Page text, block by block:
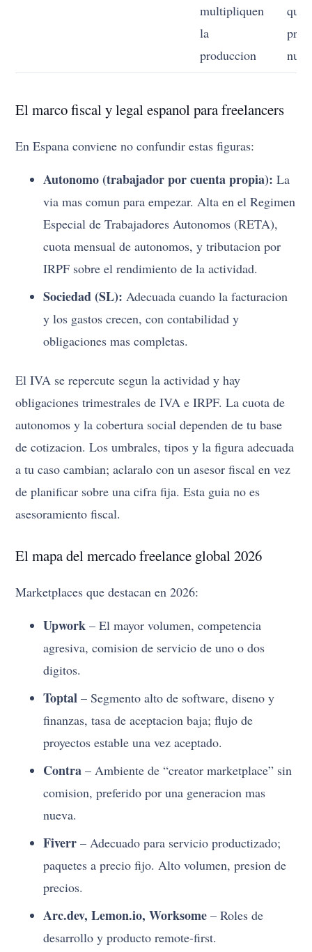
multipliquen
la
produccion
que
El marco fiscal y legal espanol para freelancers
En Espana conviene no confundir estas figuras:
Autonomo (trabajador por cuenta propia): La
via mas comun para empezar. Alta en el Regimen
Especial de Trabajadores Autonomos (RETA),
cuota mensual de autonomos, y tributacion por
IRPF sobre el rendimiento de la actividad.
Sociedad (SL): Adecuada cuando la facturacion
y los gastos crecen, con contabilidad y
obligaciones mas completas.
El IVA se repercute segun la actividad y hay
obligaciones trimestrales de IVA e IRPF. La cuota de
autonomos y la cobertura social dependen de tu base
de cotizacion. Los umbrales, tipos y la figura adecuada
a tu caso cambian; aclaralo con un asesor fiscal en vez
de planificar sobre una cifra fija. Esta guia no es
asesoramiento fiscal.
El mapa del mercado freelance global 2026
Marketplaces que destacan en 2026:
Upwork – El mayor volumen, competencia
agresiva, comision de servicio de uno o dos
digitos.
Toptal – Segmento alto de software, diseno y
finanzas, tasa de aceptacion baja; flujo de
proyectos estable una vez aceptado.
Contra – Ambiente de “creator marketplace” sin
comision, preferido por una generacion mas
nueva.
Fiverr – Adecuado para servicio productizado;
paquetes a precio fijo. Alto volumen, presion de
precios.
Arc.dev, Lemon.io, Worksome – Roles de
desarrollo y producto remote-first.